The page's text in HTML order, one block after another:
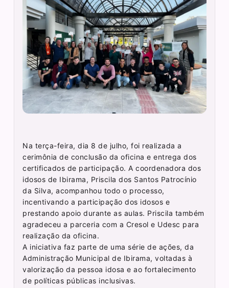
Na terça-feira, dia 8 de julho, foi realizada a
cerimônia de conclusão da oficina e entrega dos
certificados de participação. A coordenadora dos
idosos de Ibirama, Priscila dos Santos Patrocínio
da Silva, acompanhou todo o processo,
incentivando a participação dos idosos e
prestando apoio durante as aulas. Priscila também
agradeceu a parceria com a Cresol e Udesc para
realização da oficina.
A iniciativa faz parte de uma série de ações, da
Administração Municipal de Ibirama, voltadas à
valorização da pessoa idosa e ao fortalecimento
de políticas públicas inclusivas.